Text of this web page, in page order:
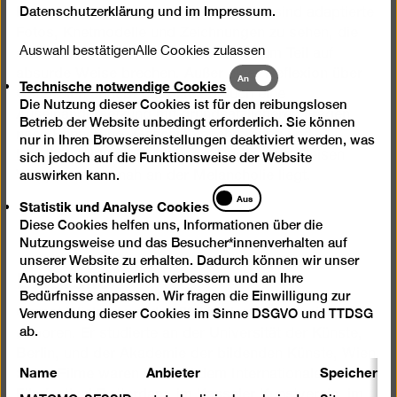
Neben selbstgedrehten Performances sind adaptierte
das Gehörte zum Teil visualisieren, zum Teil auf
absurde Weise brechen. Außer einer Reflexion über
Österreich erlaubt der Film so auch eine
Auseinandersetzung mit grundsätzlicheren Fragen
nach Erinnerung, Geschichtsschreibung und
Identitätsbildung. Er ist geprägt von einem leisen
Witz, der stets nah an der Melancholie liegt.
Biografie
Gernot Wieland wurde 1968 in Horn (Österreich)
geboren. Er studierte an der Universität der Künste,
Seine Filme waren u.a. auf dem Internationalen
Datenschutzerklärung und im Impressum.
Auswahl bestätigenAlle Cookies zulassen
Technische notwendige Cookies
Technische
notwendige
Cookies
An
Die Nutzung dieser Cookies ist für den reibungslosen
Betrieb der Website unbedingt erforderlich. Sie können
nur in Ihren Browsereinstellungen deaktiviert werden, was
sich jedoch auf die Funktionsweise der Website
auswirken kann.
Statistik und Analyse Cookies
Statistik
und
Analyse
Cookies
Aus
Diese Cookies helfen uns, Informationen über die
Nutzungsweise und das Besucher*innenverhalten auf
unserer Website zu erhalten. Dadurch können wir unser
Angebot kontinuierlich verbessern und an Ihre
Bedürfnisse anpassen. Wir fragen die Einwilligung zur
Verwendung dieser Cookies im Sinne DSGVO und TTDSG
ab.
Name Anbieter